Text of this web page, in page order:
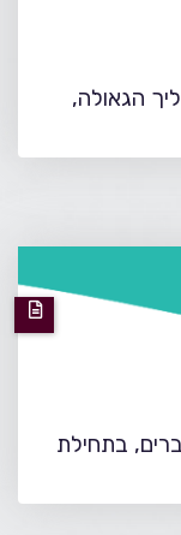
הגאולה,
בתחילת